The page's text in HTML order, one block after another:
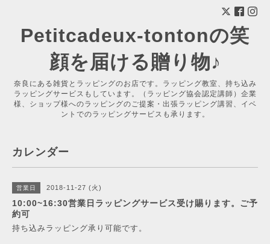
Petitcadeux-tontonの笑
顔を届ける贈り物♪
奈良にある雑貨とラッピングのお店です。ラッピング教室、持ち込み
ラッピングサービスもしています。（ラッピング協会認定講師）企業
様、ショップ様へのラッピングのご提案・出張ラッピング講習、イベ
ントでのラッピングサービスも承ります。
カレンダー
営業日 2018-11-27 (火)
10:00~16:30営業日ラッピングサービス受け賜ります。ご予
約可
持ち込みラッピング承り可能です。